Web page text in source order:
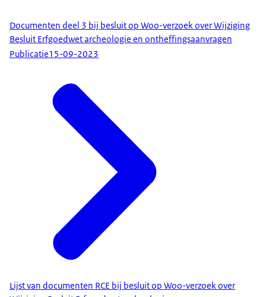
Documenten deel 3 bij besluit op Woo-verzoek over Wijziging
Besluit Erfgoedwet archeologie en ontheffingsaanvragen
Publicatie15-09-2023
Lijst van documenten RCE bij besluit op Woo-verzoek over